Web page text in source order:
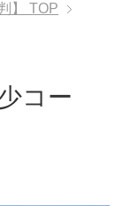
】
TOP
コー